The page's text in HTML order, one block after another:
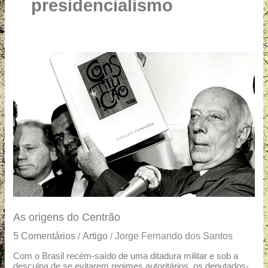
e
presidencialismo
As origens do Centrão
5 Comentários /Artigo /Jorge Fernando dos Santos
Com o Brasil recém-saído de uma ditadura militar e sob a
Centrão